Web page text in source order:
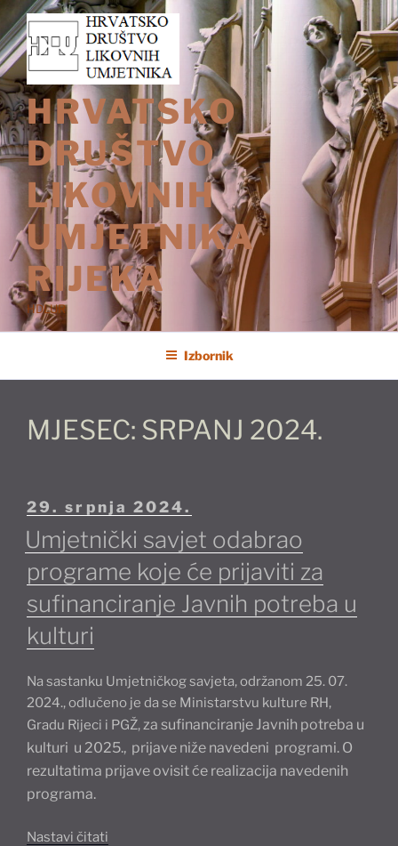
Preskoči
na
sadržaj
HRVATSKO
DRUŠTVO
LIKOVNIH
UMJETNIKA
RIJEKA
HDLUR
Izbornik
MJESEC: SRPANJ 2024.
Objavljeno
29. srpnja 2024.
Umjetnički savjet odabrao
programe koje će prijaviti za
sufinanciranje Javnih potreba u
kulturi
Na sastanku Umjetničkog savjeta, održanom 25. 07.
2024., odlučeno je da se Ministarstvu kulture RH,
Gradu Rijeci i PGŽ,za sufinanciranje Javnih potreba u
kulturi u 2025., prijave niže navedeni programi. O
rezultatima prijave ovisit će realizacija navedenih
programa.
Nastavi čitati